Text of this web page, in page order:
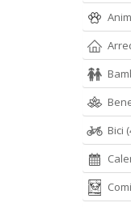
Digitale
4.90 €
Bici